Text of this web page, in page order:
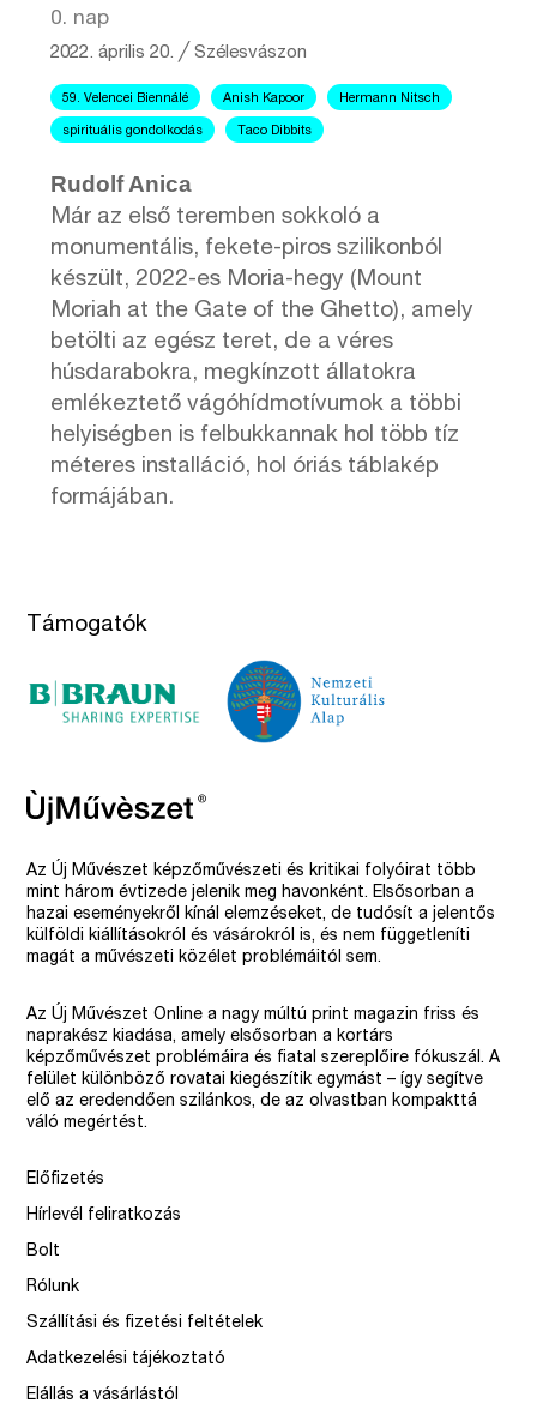
0. nap
2022. április 20. ╱Szélesvászon
59. Velencei Biennálé Anish Kapoor Hermann Nitsch
spirituális gondolkodás Taco Dibbits
Rudolf Anica
Már az első teremben sokkoló a
monumentális, fekete-piros szilikonból
készült, 2022-es Moria-hegy (Mount
Moriah at the Gate of the Ghetto), amely
betölti az egész teret, de a véres
húsdarabokra, megkínzott állatokra
emlékeztető vágóhídmotívumok a többi
helyiségben is felbukkannak hol több tíz
méteres installáció, hol óriás táblakép
formájában.
Támogatók
Az Új Művészet képzőművészeti és kritikai folyóirat több
mint három évtizede jelenik meg havonként. Elsősorban a
hazai eseményekről kínál elemzéseket, de tudósít a jelentős
külföldi kiállításokról és vásárokról is, és nem függetleníti
magát a művészeti közélet problémáitól sem.
Az Új Művészet Online a nagy múltú print magazin friss és
naprakész kiadása, amely elsősorban a kortárs
képzőművészet problémáira és fiatal szereplőire fókuszál. A
felület különböző rovatai kiegészítik egymást – így segítve
elő az eredendően szilánkos, de az olvastban kompakttá
váló megértést.
Előfizetés
Hírlevél feliratkozás
Bolt
Rólunk
Szállítási és fizetési feltételek
Adatkezelési tájékoztató
Elállás a vásárlástól